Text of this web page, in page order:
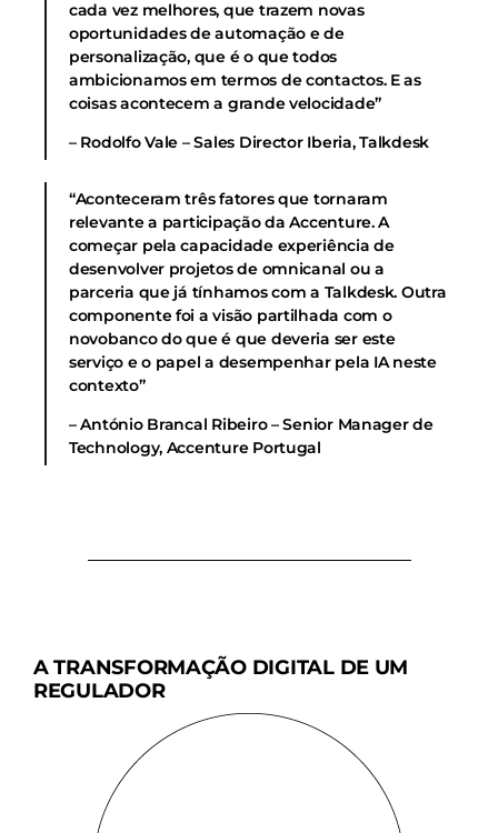
cada vez melhores, que trazem novas
oportunidades de automação e de
personalização, que é o que todos
ambicionamos em termos de contactos. E as
coisas acontecem a grande velocidade”
– Rodolfo Vale – Sales Director Iberia, Talkdesk
“Aconteceram três fatores que tornaram
relevante a participação da Accenture. A
começar pela capacidade experiência de
desenvolver projetos de omnicanal ou a
parceria que já tínhamos com a Talkdesk. Outra
componente foi a visão partilhada com o
novobanco do que é que deveria ser este
serviço e o papel a desempenhar pela IA neste
contexto”
– António Brancal Ribeiro – Senior Manager de
Technology, Accenture Portugal
A TRANSFORMAÇÃO DIGITAL DE UM
REGULADOR